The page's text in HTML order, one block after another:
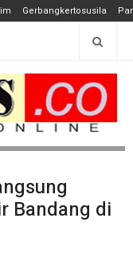
Gerbangkertosusila
Bandang di